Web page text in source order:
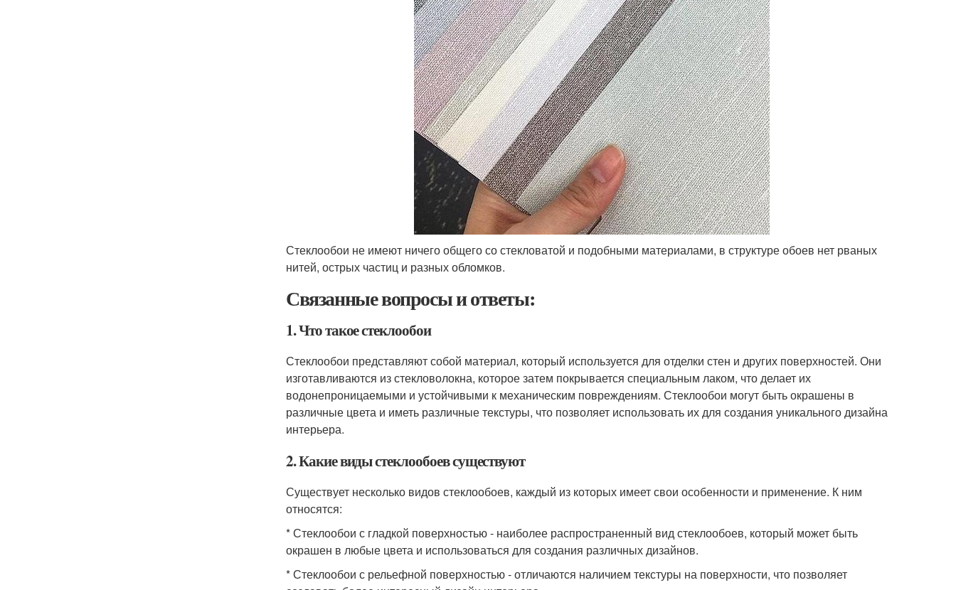
Стеклообои не имеют ничего общего со стекловатой и подобными материалами, в структуре обоев нет рваных
нитей, острых частиц и разных обломков.
Связанные вопросы и ответы:
1. Что такое стеклообои
Стеклообои представляют собой материал, который используется для отделки стен и других поверхностей. Они
изготавливаются из стекловолокна, которое затем покрывается специальным лаком, что делает их
водонепроницаемыми и устойчивыми к механическим повреждениям. Стеклообои могут быть окрашены в
различные цвета и иметь различные текстуры, что позволяет использовать их для создания уникального дизайна
интерьера.
2. Какие виды стеклообоев существуют
Существует несколько видов стеклообоев, каждый из которых имеет свои особенности и применение. К ним
относятся:
* Стеклообои с гладкой поверхностью - наиболее распространенный вид стеклообоев, который может быть
окрашен в любые цвета и использоваться для создания различных дизайнов.
* Стеклообои с рельефной поверхностью - отличаются наличием текстуры на поверхности, что позволяет